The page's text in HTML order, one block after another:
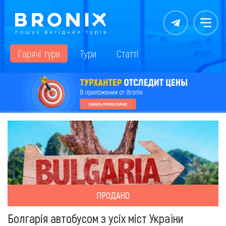
Контакты Меню
Гарячі тури Тури Статті
ПРОДАНО
Болгарія автобусом з усіх міст України